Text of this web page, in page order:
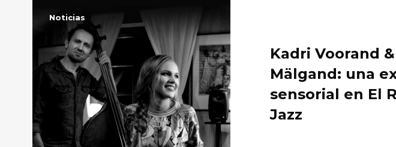
Noticias
Kadri Voorand
Mälgand: una
sensorial en El
Jazz